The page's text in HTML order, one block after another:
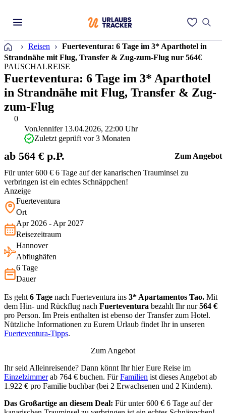
Startseite
Reisen
Fuerteventura: 6 Tage im 3* Aparthotel in
Strandnähe mit Flug, Transfer & Zug-zum-Flug nur 564€
0
PAUSCHALREISE
Fuerteventura: 6 Tage im 3* Aparthotel
in Strandnähe mit Flug, Transfer & Zug-
zum-Flug
Für unter 600 € 6 Tage auf der kanarischen Trauminsel zu
verbringen ist ein echtes Schnäppchen!
VonJennifer 13.04.2026, 22:00 Uhr
Zuletzt geprüft vor 3 Monaten
ab 564 € p.P. Zum Angebot
Anzeige
Fuerteventura
Ort
Apr 2026 - Apr 2027
Reisezeitraum
Hannover
Abflughäfen
6 Tage
Dauer
Es geht 6 Tage nach Fuerteventura ins 3* Apartamentos Tao. Mit
dem Hin- und Rückflug nach Fuerteventura bezahlt Ihr nur564 €
pro Person. Im Preis enthalten ist ebenso der Transfer zum Hotel.
Nützliche Informationen zu Eurem Urlaub findet Ihr in unseren
Fuerteventura-Tipps.
Zum Angebot
Ihr seid Alleinreisende? Dann könnt Ihr hier Eure Reise im
Einzelzimmerab 764 € buchen. FürFamilien ist dieses Angebot ab
1.922 € pro Familie buchbar (bei 2 Erwachsenen und 2 Kindern).
Das Großartige an diesem Deal: Für unter 600 € 6 Tage auf der